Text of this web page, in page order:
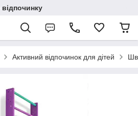
Активний відпочинок для дітей